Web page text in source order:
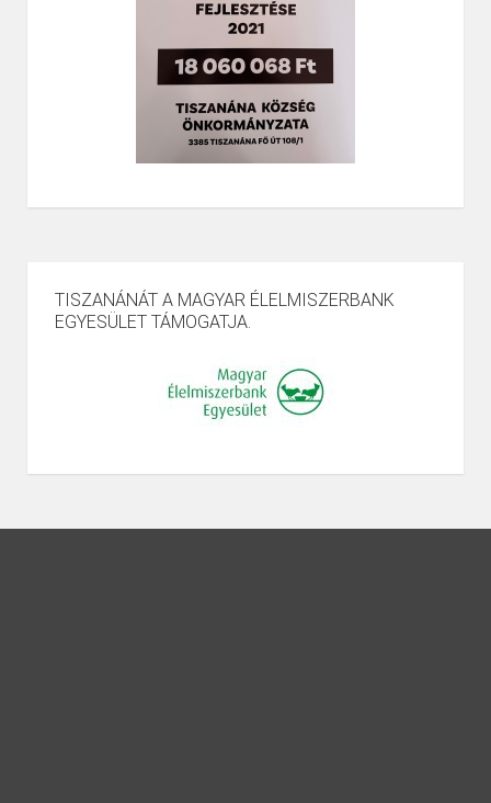
TISZANÁNÁT A MAGYAR ÉLELMISZERBANK
EGYESÜLET TÁMOGATJA.